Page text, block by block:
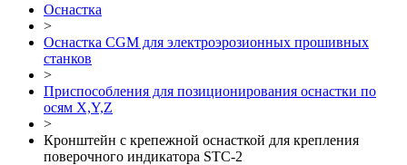
Оснастка
>
Оснастка CGM для электроэрозионных прошивных
станков
>
Приспособления для позиционирования оснастки по
осям Х,Y,Z
>
Кронштейн с крепежной оснасткой для крепления
поверочного индикатора STC-2